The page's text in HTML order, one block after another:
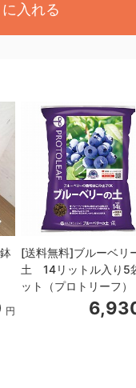
入れる
円
[送料無料]ブルーベリ
土 14リットル入り5
ット（プロトリーフ）